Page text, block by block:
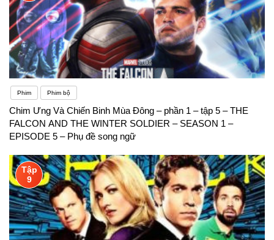
Phim Phim bộ
Chim Ưng Và Chiến Binh Mùa Đông – phần 1 – tập 5 – THE
FALCON AND THE WINTER SOLDIER – SEASON 1 –
EPISODE 5 – Phụ đề song ngữ
Tập
9